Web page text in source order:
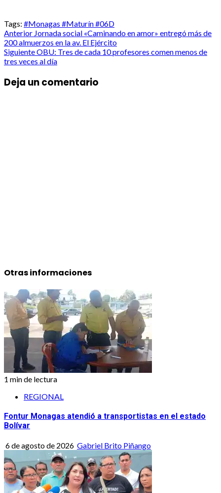
Tags: #Monagas #Maturín #06D
Post
navigation
Anterior Jornada social «Caminando en amor» entregó más de
200 almuerzos en la av. El Ejército
SiguienteOBU: Tres de cada 10 profesores comen menos de
tres veces al día
Deja un comentario
Otras informaciones
1 min de lectura
REGIONAL
Fontur Monagas atendió a transportistas en el estado
Bolívar
6 de agosto de 2026 Gabriel Brito Piñango